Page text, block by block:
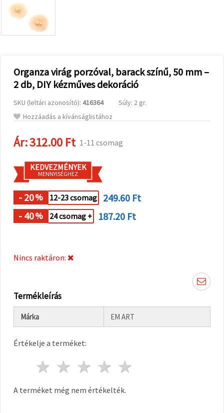
valamint
relevánsabb
tartalmat
hirdetéseket
analitikai és
marketingpartnereink
segítségével
Az "Összes
elfogadása"
gombra
elfogadhatja
az összes
Beállításokban
megadhatja
preferenciáit
az adott
típusú sütik
kiválasztásával
"Mentés"
mindet
Beállítások
Organza virág porzóval, barack színű, 50 mm –
2 db, DIY kézműves dekoráció
SKU (leltári azonosító): 416364
Súly: 2 gr.
Hozzáadás a kívánságlistához
Ár:312.00 Ft 1-11 csomag
KEDVEZMÉNYEK
MENNYISÉGHEZ
- 20% 12-23 csomag
249.60 Ft
- 40% 24 csomag + 187.20 Ft
Nincs raktáron:
Termékleírás
Márka EM ART
Értékelje a terméket:
4 csillagok
3 csillagok
2 csillagok
1 csillag
A terméket még nem értékelték.